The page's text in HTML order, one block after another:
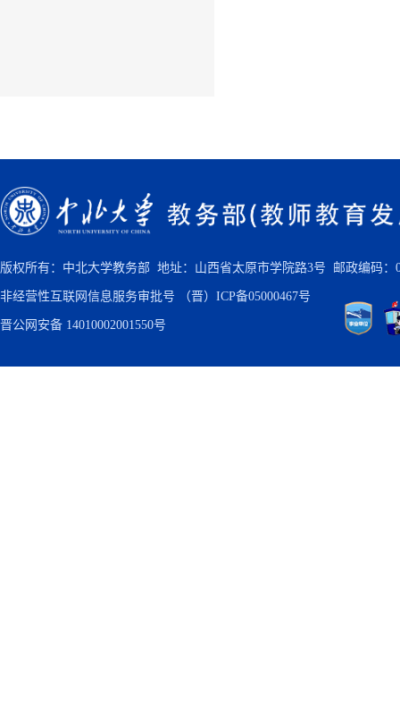
版权所有：中北大学教务部 地址：山西省太原市学院路3号 邮政编码：
非经营性互联网信息服务审批号 （晋）ICP备05000467号
晋公网安备 14010002001550号